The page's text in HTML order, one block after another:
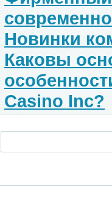
Новинки
Каковы
Casino Inc?